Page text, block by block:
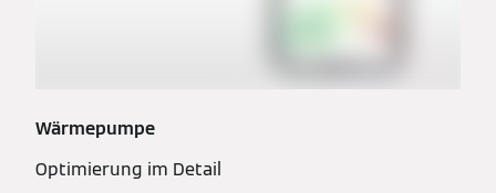
Wärmepumpe
Optimierung im Detail